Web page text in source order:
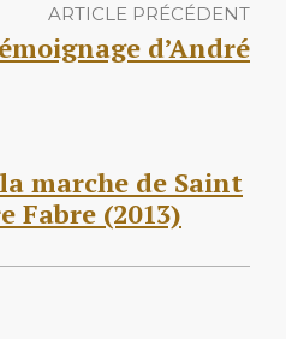
ARTICLE PRÉCÉDENT
d’André
marche de Saint
Fabre (2013)